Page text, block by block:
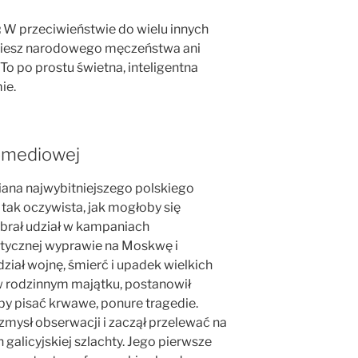
W przeciwieństwie do wielu innych
narodowego męczeństwa ani
po prostu świetna, inteligentna
najwybitniejszego polskiego
oczywista, jak mogłoby się
udział w kampaniach
wyprawie na Moskwę i
wojnę, śmierć i upadek wielkich
rodzinnym majątku, postanowił
pisać krwawe, ponure tragedie.
obserwacji i zaczął przelewać na
galicyjskiej szlachty. Jego pierwsze